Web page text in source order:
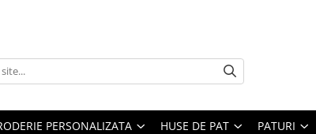
PERSONALIZATA HUSE DE PAT PATURI